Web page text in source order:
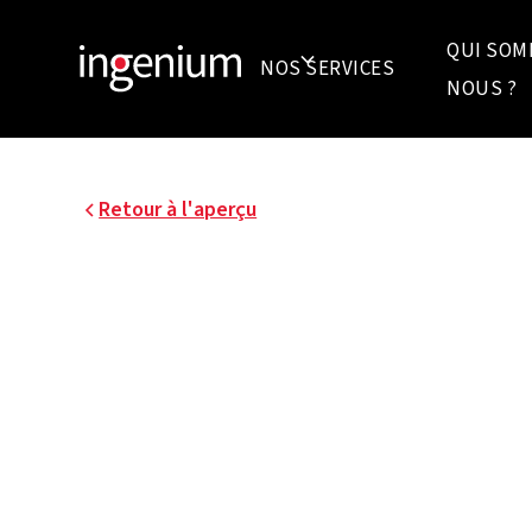
NOS SERVICES
QUI
NOUS ?
Retour à l'aperçu